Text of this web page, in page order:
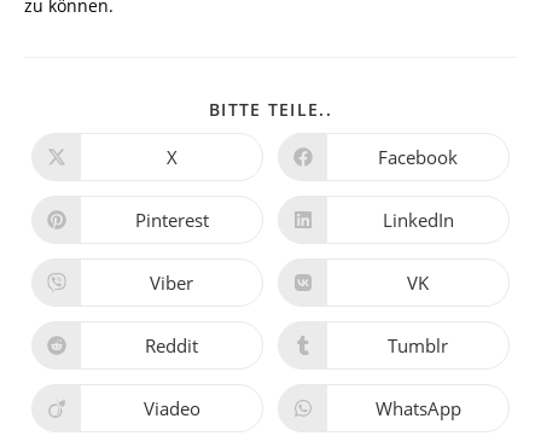
zu können.
BITTE TEILE..
X Facebook
Pinterest LinkedIn
Viber VK
Reddit Tumblr
Viadeo WhatsApp